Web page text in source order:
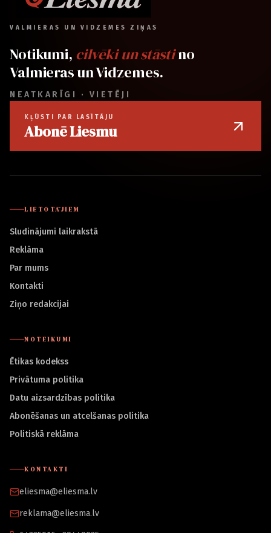
VALMIERAS UN VIDZEMES ZIŅAS
Notikumi, cilvēki un stāstino
Valmieras un Vidzemes.
NEATKARĪGI · VIETĒJI
KĻŪSTI PAR LASĪTĀJU
Abonē Liesmu
LIETOTĀJIEM
Sludinājumi laikrakstā
Reklāma
Par mums
Kontakti
Ziņo redakcijai
NOTEIKUMI
Ētikas kodekss
Privātuma politika
Datu aizsardzības politika
Abonēšanas un atcelšanas politika
Politiskā reklāma
KONTAKTI
eliesma@eliesma.lv
reklama@eliesma.lv